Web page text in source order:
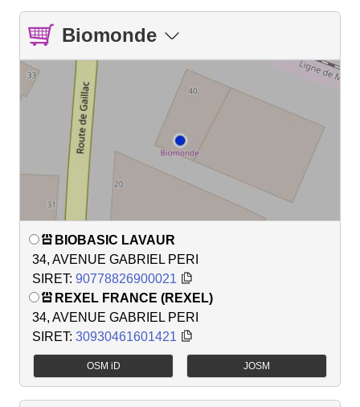
Biomonde
BIOBASIC LAVAUR
34, AVENUE GABRIEL PERI
SIRET: 90778826900021
REXEL FRANCE (REXEL)
34, AVENUE GABRIEL PERI
SIRET: 30930461601421
OSM iD JOSM